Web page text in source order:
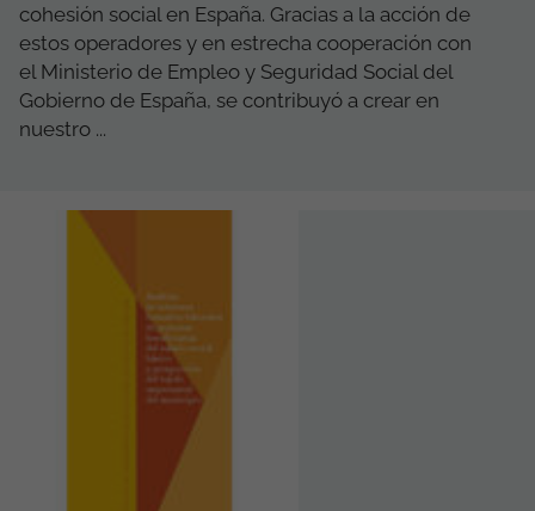
cohesión social en España. Gracias a la acción de
estos operadores y en estrecha cooperación con
el Ministerio de Empleo y Seguridad Social del
Gobierno de España, se contribuyó a crear en
nuestro ...